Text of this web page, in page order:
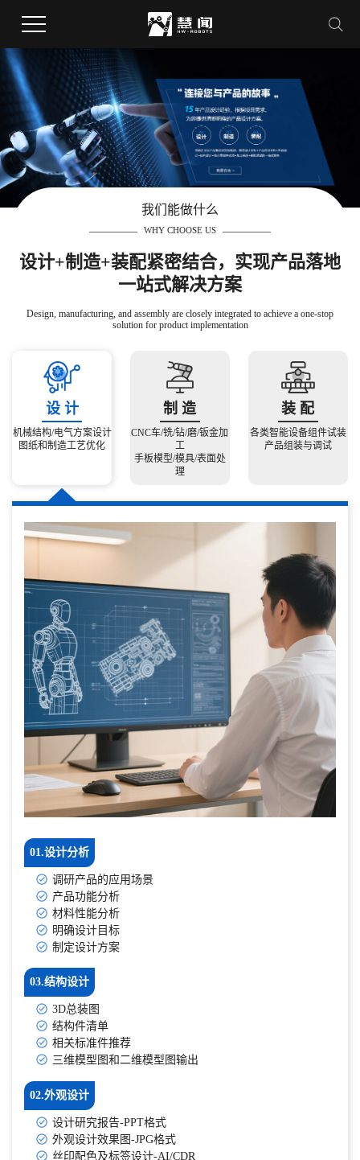
我们能做什么
WHY CHOOSE US
设计+制造+装配紧密结合，实现产品落地
一站式解决方案
Design, manufacturing, and assembly are closely integrated to achieve a one-stop
solution for product implementation
设 计
机械结构/电气方案设计
图纸和制造工艺优化
制 造
CNC车/铣/钻/磨/钣金加
工
手板模型/模具/表面处
理
装 配
各类智能设备组件试装
产品组装与调试
01.设计分析
调研产品的应用场景
产品功能分析
材料性能分析
明确设计目标
制定设计方案
03.结构设计
3D总装图
结构件清单
相关标准件推荐
三维模型图和二维模型图输出
02.外观设计
设计研究报告-PPT格式
外观设计效果图-JPG格式
丝印配色及标签设计-AI/CDR